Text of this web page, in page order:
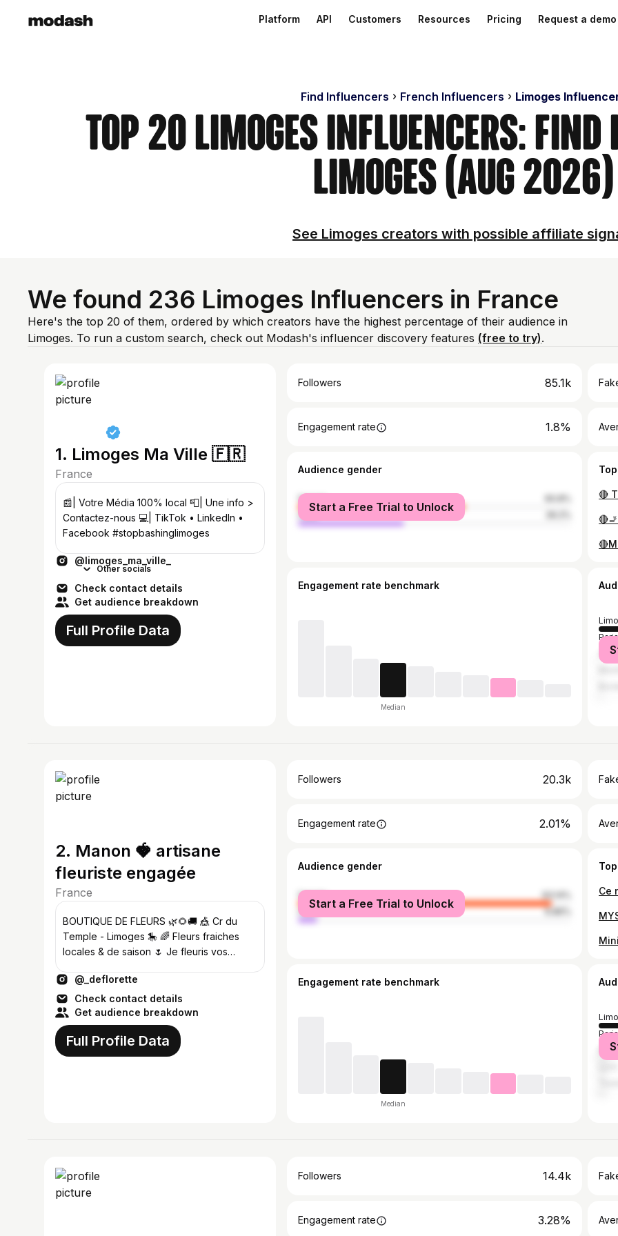
Platform API Customers Resources Pricing Request a demo
Find Influencers French Influencers Limoges
Top 20 Limoges Influencers:
Limoges (Aug 2026)
See Limoges creators with possible affiliate
We found 236 Limoges Influencers in France
Here's the top 20 of them, ordered by which creators have the highest percentage of their audience in
Limoges. To run a custom search, check out Modash's influencer discovery features (free to try).
1. Limoges Ma Ville 🇫🇷
France
📰| Votre Média 100% local 📮| Une info >
Contactez-nous 💻| TikTok • LinkedIn •
Facebook #stopbashinglimoges
@limoges_ma_ville_
Other socials
Check contact details
Get audience breakdown
Full Profile Data
Followers 85.1k
Engagement rate 1.8%
Audience gender
female
male
Start a Free Trial to Unlock
Engagement rate benchmark
Median
Paris
2. Manon 🍓 artisane
fleuriste engagée
France
BOUTIQUE DE FLEURS 🌿🌻🚚 🎪 Cr du
Temple - Limoges 🎠 🌈 Fleurs fraiches
locales & de saison 🌷 Je fleuris vos
ateliers
@_deflorette
Check contact details
Get audience breakdown
Full Profile Data
Followers 20.3k
Engagement rate 2.01%
Audience gender
female
93.14%
male
6.86%
Start a Free Trial to Unlock
Engagement rate benchmark
Median
Paris
Followers 14.4k
Engagement rate 3.28%